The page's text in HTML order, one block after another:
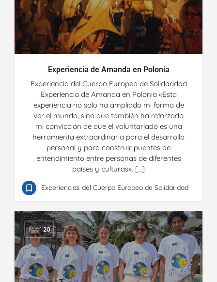
Experiencia de Amanda en Polonia
Experiencia del Cuerpo Europeo de Solidaridad
Experiencia de Amanda en Polonia «Esta
experiencia no solo ha ampliado mi forma de
ver el mundo, sino que también ha reforzado
mi convicción de que el voluntariado es una
herramienta extraordinaria para el desarrollo
personal y para construir puentes de
entendimiento entre personas de diferentes
países y culturas». […]
Experiencias del Cuerpo Europeo de Solidaridad
MAY 20